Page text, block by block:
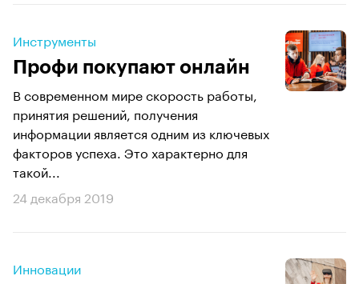
Инструменты
Профи покупают онлайн
В современном мире скорость работы,
принятия решений, получения
информации является одним из ключевых
факторов успеха. Это характерно для
такой...
24 декабря 2019
Инновации